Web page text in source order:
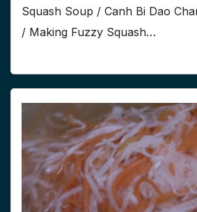
Squash Soup / Canh Bi Dao
/ Making Fuzzy Squash…